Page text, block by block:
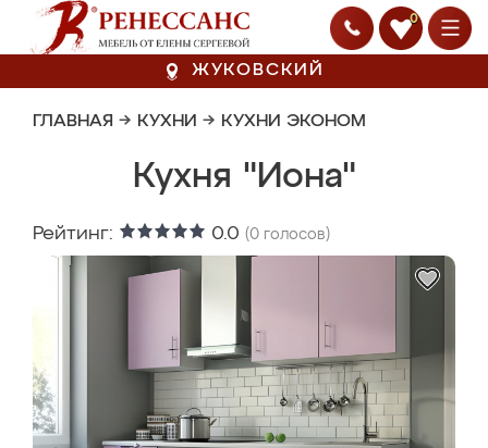
0
ЖУКОВСКИЙ
ГЛАВНАЯ → КУХНИ → КУХНИ ЭКОНОМ
Кухня "Иона"
Рейтинг: 0.0 (0 голосов)